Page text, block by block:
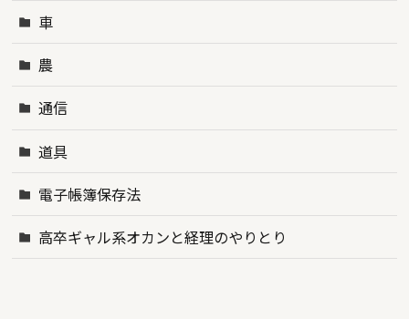
車
農
通信
道具
電子帳簿保存法
高卒ギャル系オカンと経理のやりとり